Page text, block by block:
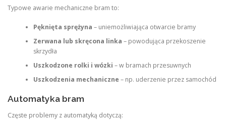
Typowe awarie mechaniczne bram to:
Pęknięta sprężyna – uniemożliwiająca otwarcie bramy
Zerwana lub skręcona linka – powodująca przekoszenie
skrzydła
Uszkodzone rolki i wózki – w bramach przesuwnych
Uszkodzenia mechaniczne – np. uderzenie przez samochód
Automatyka bram
Częste problemy z automatyką dotyczą: